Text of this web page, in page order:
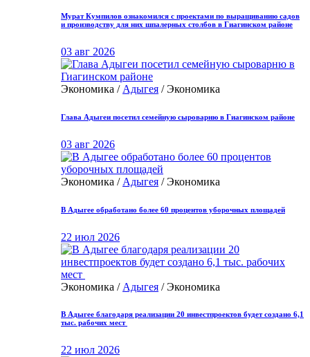
Мурат Кумпилов ознакомился с проектами по выращиванию садов
и производству для них шпалерных столбов в Гиагинском районе
03 авг 2026
Экономика / Адыгея / Экономика
Глава Адыгеи посетил семейную сыроварню в Гиагинском районе
03 авг 2026
Экономика / Адыгея / Экономика
В Адыгее обработано более 60 процентов уборочных площадей
22 июл 2026
Экономика / Адыгея / Экономика
В Адыгее благодаря реализации 20 инвестпроектов будет создано 6,1
тыс. рабочих мест
22 июл 2026